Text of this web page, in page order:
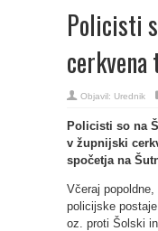
Policisti
cerkvena
Objavil: Urednik
Policisti so na
v župnijski
spočetja na
Včeraj
policijske
oz. proti Šolski